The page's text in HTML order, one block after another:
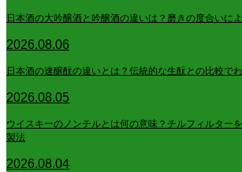
日本酒の大吟醸酒と吟醸酒の違いは？磨きの度合いに
2026.08.06
日本酒の速醸酛の違いとは？伝統的な生酛との比較で
2026.08.05
ウイスキーのノンチルとは何の意味？チルフィルター
製法
2026.08.04